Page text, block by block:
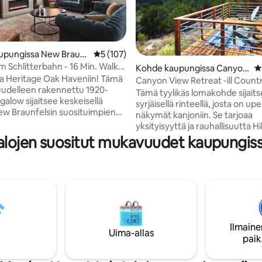
5, 146 arvostelua
New Braunf
Keskimääräinen arvio 5/5, 107 arvostelua
5 (107)
Schlitterbahn - 16 Min. Walk
Heritage Oak Haveniin! Tämä
rakennettu 1920-
sijaitsee keskeisellä
Braunfelsin suosituimpien
kulmaan on sijoitettu luovia
jotka tarjoavat vilauksen
mukavasti perheitä. Vain
askeleen päässä
sisäänkäynnistä ja
päässä Comal
Kohde kaupungissa Canyon
Lake
Canyon View Retreat -ill
Getaway
Tämä tyylikäs lomakohde
syrjäisellä rinteellä, josta on
näkymät kanjoniin. Se tarjoaa
yksityisyyttä ja rauhallisuutta
-lomallesi. Täydellisesti Canyon
eteläpuolella sijaitseva kohde
Lähistöllä on myös James C.
Nature Center, kaunis
retkeilijöille ja tutkijoille.
tutustua järven rauhalliseen
kauneuteen?
rauhasta täällä.
suositut mukavuudet
Uima-allas